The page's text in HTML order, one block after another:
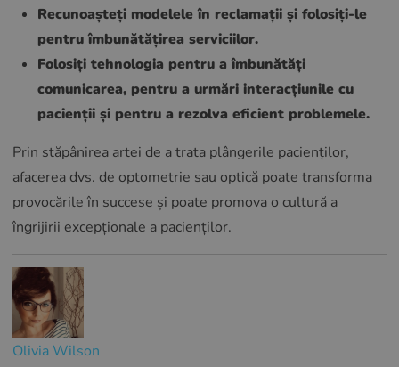
Recunoașteți modelele în reclamații și folosiți-le
pentru îmbunătățirea serviciilor.
Folosiți tehnologia pentru a îmbunătăți
comunicarea, pentru a urmări interacțiunile cu
pacienții și pentru a rezolva eficient problemele.
Prin stăpânirea artei de a trata plângerile pacienților,
afacerea dvs. de optometrie sau optică poate transforma
provocările în succese și poate promova o cultură a
îngrijirii excepționale a pacienților.
Olivia Wilson